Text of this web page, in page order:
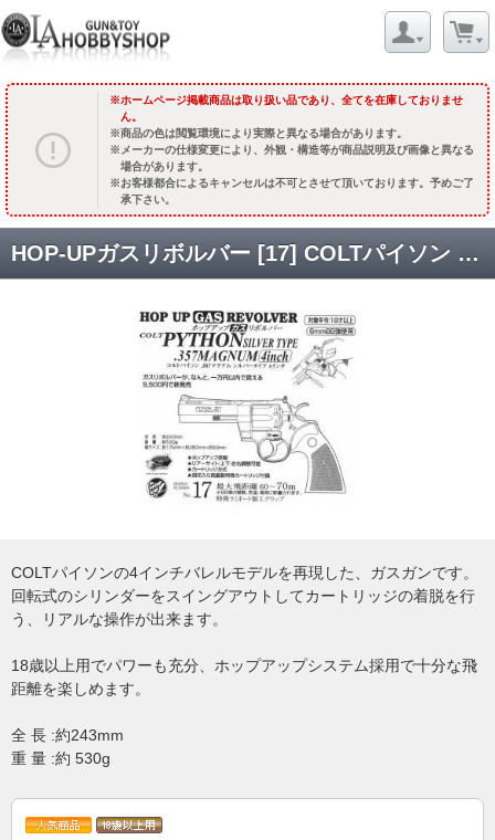
ホームページ掲載商品は取り扱い品であり、全てを在庫しておりませ
ん。
商品の色は閲覧環境により実際と異なる場合があります。
メーカーの仕様変更により、外観・構造等が商品説明及び画像と異なる
場合があります。
お客様都合によるキャンセルは不可とさせて頂いております。予めご了
承下さい。
HOP-UPガスリボルバー [17] COLTパイソン 4inch 【シルバータイプ】 [品切中.再生産時期未定]
COLTパイソンの4インチバレルモデルを再現した、ガスガンです。
回転式のシリンダーをスイングアウトしてカートリッジの着脱を行
う、リアルな操作が出来ます。
18歳以上用でパワーも充分、ホップアップシステム採用で十分な飛
距離を楽しめます。
全 長 :約243mm
重 量 :約 530g